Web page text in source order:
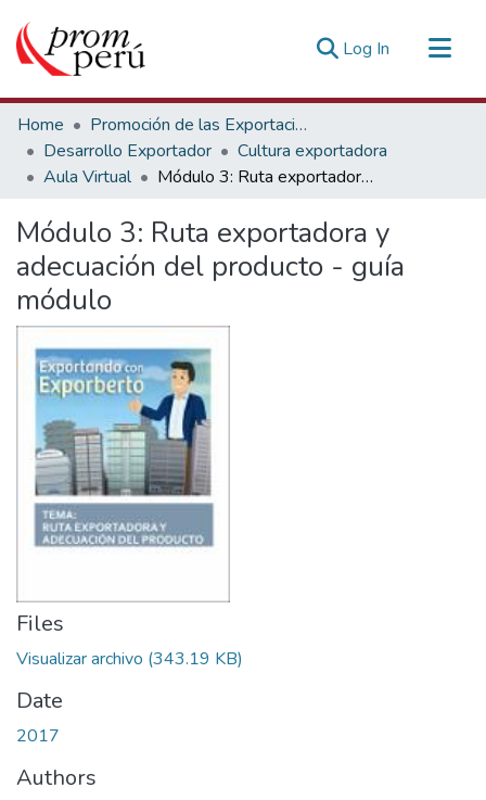
Log In (current)
Communities & Collections
All of DSpace
Statistics
Estadísticas Externas
Home
Promoción de las Exportaciones
Desarrollo Exportador
Cultura exportadora
Aula Virtual
Módulo 3: Ruta exportadora y adecuación del producto - guía módulo
Módulo 3: Ruta exportadora y
adecuación del producto - guía
módulo
Files
Visualizar archivo (343.19 KB)
Date
2017
Authors